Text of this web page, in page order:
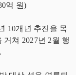
억 원)
10개년 추진을 목
쳐 2027년 2월 행